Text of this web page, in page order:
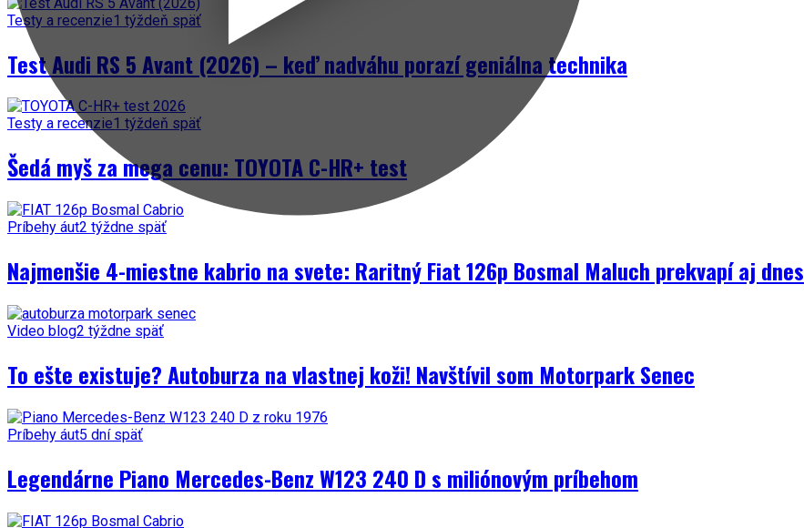
Testy a recenzie1 týždeň späť
Test Audi RS 5 Avant (2026) – keď nadváhu porazí geniálna technika
Testy a recenzie1 týždeň späť
Šedá myš za mega cenu: TOYOTA C-HR+ test
Príbehy áut2 týždne späť
Najmenšie 4-miestne kabrio na svete: Raritný Fiat 126p Bosmal Maluch prekvapí aj dnes
Video blog2 týždne späť
To ešte existuje? Autoburza na vlastnej koži! Navštívil som Motorpark Senec
Príbehy áut5 dní späť
Legendárne Piano Mercedes-Benz W123 240 D s miliónovým príbehom